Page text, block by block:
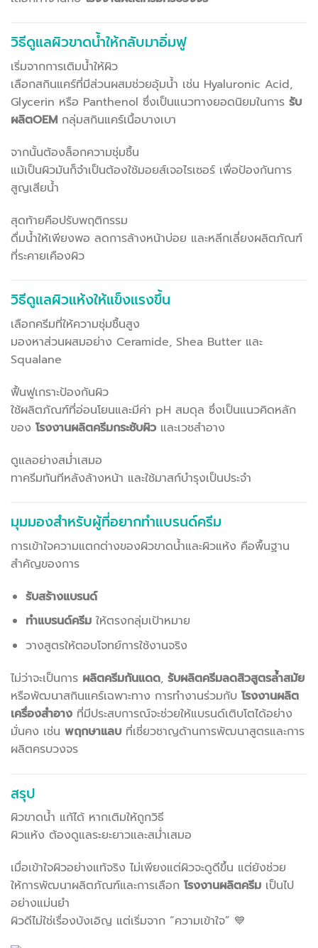
วิธีดูแลผิวขาดน้ำให้กลับมาอิ่มฟู
เริ่มจากการเติมน้ำให้ผิว
เลือกสกินแคร์ที่มีส่วนผสมช่วยอุ้มน้ำ เช่น Hyaluronic Acid,
Glycerin หรือ Panthenol ซึ่งเป็นแนวทางยอดนิยมในการ รับ
ผลิตOEM กลุ่มสกินแคร์เนื้อบางเบา
จากนั้นต้องล็อกความชุ่มชื้น
แม้เป็นผิวมันก็จำเป็นต้องใช้มอยส์เจอไรเซอร์ เพื่อป้องกันการ
สูญเสียน้ำ
สุดท้ายคือปรับพฤติกรรม
ดื่มน้ำให้เพียงพอ ลดการล้างหน้าบ่อย และหลีกเลี่ยงผลิตภัณฑ์
ที่ระคายเคืองผิว
วิธีดูแลผิวแห้งให้แข็งแรงขึ้น
เลือกครีมที่ให้ความชุ่มชื้นสูง
มองหาส่วนผสมอย่าง Ceramide, Shea Butter และ
Squalane
ฟื้นฟูเกราะป้องกันผิว
ใช้ผลิตภัณฑ์ที่อ่อนโยนและมีค่า pH สมดุล ซึ่งเป็นแนวคิดหลัก
ของ โรงงานผลิตครีมกระชับผิวและเวชสำอาง
ดูแลอย่างสม่ำเสมอ
ทาครีมทันทีหลังล้างหน้า และใช้มาสก์บำรุงเป็นประจำ
มุมมองสำหรับผู้ที่อยากทำแบรนด์ครีม
การเข้าใจความแตกต่างของผิวขาดน้ำและผิวแห้ง คือพื้นฐาน
สำคัญของการ
รับสร้างแบรนด์
ทำแบรนด์ครีมให้ตรงกลุ่มเป้าหมาย
วางสูตรให้ตอบโจทย์การใช้งานจริง
ไม่ว่าจะเป็นการ ผลิตครีมกันแดด, รับผลิตครีมลดสิวสูตรล้ำสมัย
หรือพัฒนาสกินแคร์เฉพาะทาง การทำงานร่วมกับ โรงงานผลิต
เครื่องสำอาง ที่มีประสบการณ์จะช่วยให้แบรนด์เติบโตได้อย่าง
มั่นคง เช่น พฤกษาแลบ ที่เชี่ยวชาญด้านการพัฒนาสูตรและการ
ผลิตครบวงจร
สรุป
ผิวขาดน้ำ แก้ได้ หากเติมให้ถูกวิธี
ผิวแห้ง ต้องดูแลระยะยาวและสม่ำเสมอ
เมื่อเข้าใจผิวอย่างแท้จริง ไม่เพียงแต่ผิวจะดูดีขึ้น แต่ยังช่วย
ให้การพัฒนาผลิตภัณฑ์และการเลือก โรงงานผลิตครีม เป็นไป
อย่างแม่นยำ
ผิวดีไม่ใช่เรื่องบังเอิญ แต่เริ่มจาก “ความเข้าใจ” 💙